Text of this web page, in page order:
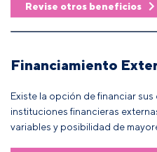
Revise otros beneficios
Financiamiento
Existe la opción de financiar
instituciones financieras
variables y posibilidad de